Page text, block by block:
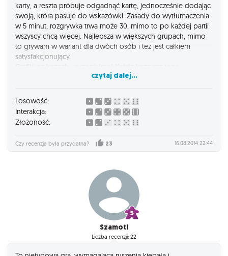
karty, a reszta próbuje odgadnąć kartę, jednocześnie dodając
swoją, która pasuje do wskazówki. Zasady do wytłumaczenia
w 5 minut, rozgrywka trwa może 30, mimo to po każdej partii
wszyscy chcą więcej. Najlepsza w większych grupach, mimo
to grywam w wariant dla dwóch osób i też jest całkiem
satysfakcjonujący.
mniejszych i większych detali, które mogą wywołać
czego się spodziewać.
Jeśli już ogramy podstawowy zestaw, tak że zaczynamy się
nudzić, warto sięgnąć po dodatki, które zwiększają ilość kart 4
krotnie.
czytaj dalej...
Losowość:
Interakcja:
Złożoność:
Czy recenzja była przydatna? 23 16.08.2014 22:44
Szamotl
Liczba recenzji: 22